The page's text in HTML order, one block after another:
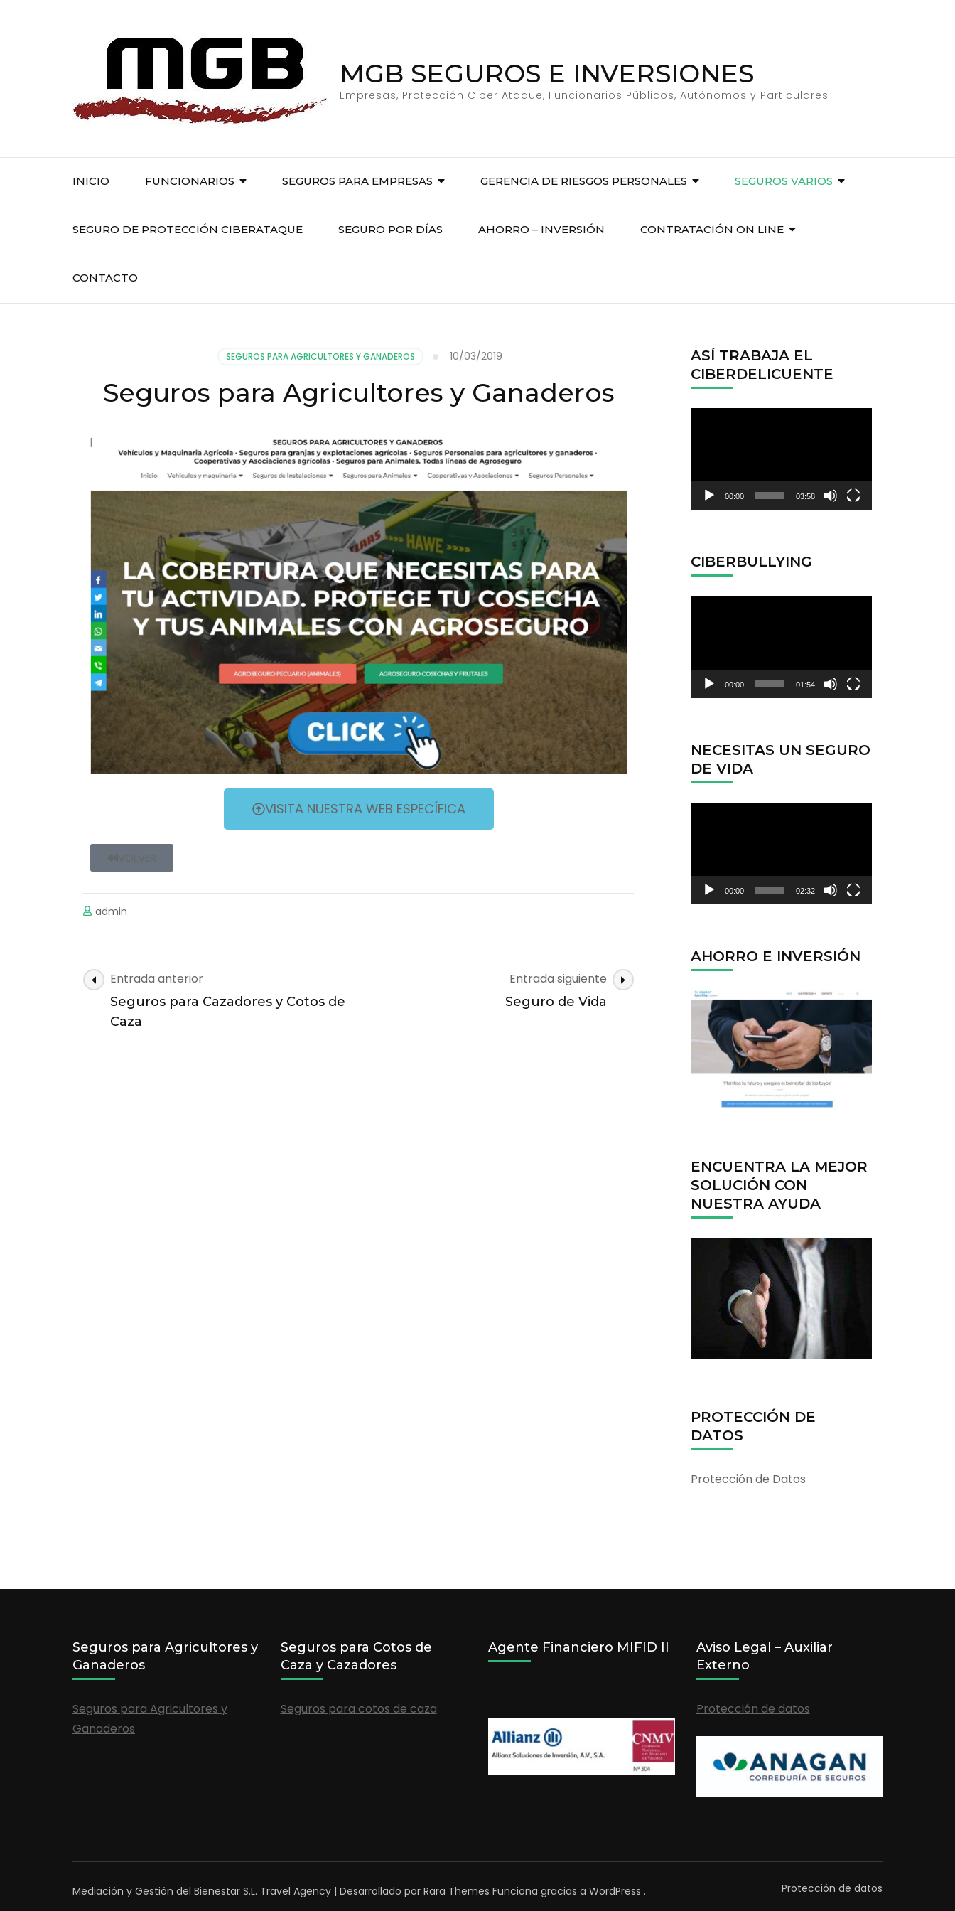
MGB SEGUROS E INVERSIONES
Empresas, Protección Ciber Ataque, Funcionarios Públicos, Autónomos y Particulares
INICIO FUNCIONARIOS SEGUROS PARA EMPRESAS GERENCIA DE RIESGOS PERSONALES SEGUROS VARIOS
SEGURO DE PROTECCIÓN CIBERATAQUE SEGURO POR DÍAS AHORRO – INVERSIÓN CONTRATACIÓN ON LINE
CONTACTO
SEGUROS PARA AGRICULTORES Y GANADEROS 10/03/2019
Seguros para Agricultores y Ganaderos
VISITA NUESTRA WEB ESPECÍFICA
VOLVER
admin
Entrada anterior
Seguros para Cazadores y Cotos de
Caza
Entrada siguiente
Seguro de Vida
ASÍ TRABAJA EL
CIBERDELICUENTE
00:00 03:58
CIBERBULLYING
00:00 01:54
NECESITAS UN SEGURO
DE VIDA
00:00 02:32
AHORRO E INVERSIÓN
ENCUENTRA LA MEJOR
SOLUCIÓN CON
NUESTRA AYUDA
PROTECCIÓN DE
DATOS
Protección de Datos
Seguros para Agricultores y
Ganaderos
Seguros para Agricultores y
Ganaderos
Seguros para Cotos de
Caza y Cazadores
Seguros para cotos de caza
Agente Financiero MIFID II
Aviso Legal – Auxiliar
Externo
Protección de datos
Mediación y Gestión del Bienestar S.L. Travel Agency | Desarrollado por Rara Themes Funciona gracias a WordPress . Protección de datos